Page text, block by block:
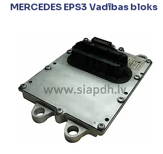
MERCEDES EPS3 Vadības bloks